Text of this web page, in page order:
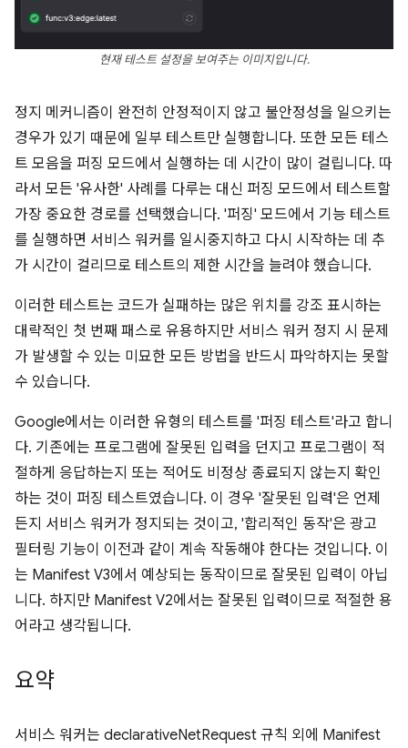
현재 테스트 설정을 보여주는 이미지입니다.
정지 메커니즘이 완전히 안정적이지 않고 불안정성을 일으키는
경우가 있기 때문에 일부 테스트만 실행합니다. 또한 모든 테스
트 모음을 퍼징 모드에서 실행하는 데 시간이 많이 걸립니다. 따
라서 모든 '유사한' 사례를 다루는 대신 퍼징 모드에서 테스트할
가장 중요한 경로를 선택했습니다. '퍼징' 모드에서 기능 테스트
를 실행하면 서비스 워커를 일시중지하고 다시 시작하는 데 추
가 시간이 걸리므로 테스트의 제한 시간을 늘려야 했습니다.
이러한 테스트는 코드가 실패하는 많은 위치를 강조 표시하는
대략적인 첫 번째 패스로 유용하지만 서비스 워커 정지 시 문제
가 발생할 수 있는 미묘한 모든 방법을 반드시 파악하지는 못할
수 있습니다.
Google에서는 이러한 유형의 테스트를 '퍼징 테스트'라고 합니
다. 기존에는 프로그램에 잘못된 입력을 던지고 프로그램이 적
절하게 응답하는지 또는 적어도 비정상 종료되지 않는지 확인
하는 것이 퍼징 테스트였습니다. 이 경우 '잘못된 입력'은 언제
든지 서비스 워커가 정지되는 것이고, '합리적인 동작'은 광고
필터링 기능이 이전과 같이 계속 작동해야 한다는 것입니다. 이
는 Manifest V3에서 예상되는 동작이므로 잘못된 입력이 아닙
니다. 하지만 Manifest V2에서는 잘못된 입력이므로 적절한 용
어라고 생각됩니다.
요약
서비스 워커는 declarativeNetRequest 규칙 외에 Manifest